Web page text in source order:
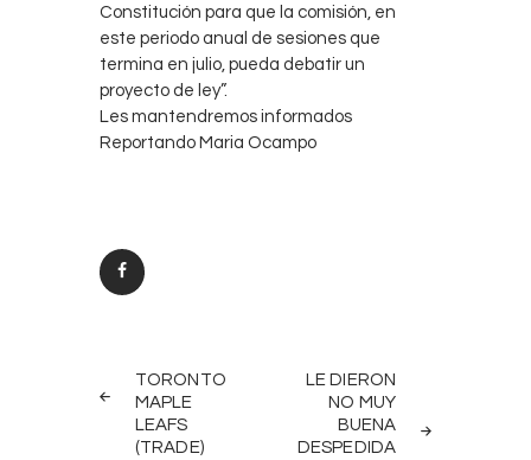
Constitución para que la comisión, en
este periodo anual de sesiones que
termina en julio, pueda debatir un
proyecto de ley”.
Les mantendremos informados
Reportando Maria Ocampo
navigation
POST
TORONTO
MAPLE
LEAFS
(TRADE)
LE DIERON
NO MUY
BUENA
DESPEDIDA